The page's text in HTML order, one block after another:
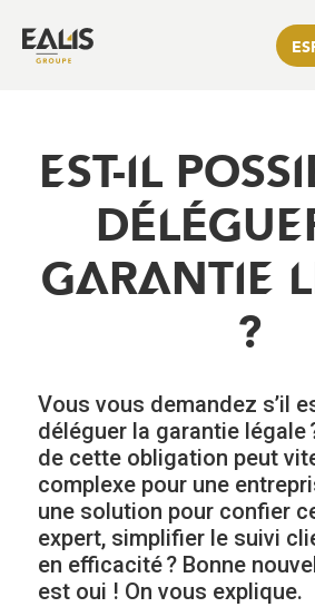
EST-IL
GARANTIE
?
Vous vous demandez s’il
déléguer la garantie légale
de cette obligation peut
complexe pour une
une solution pour confier
expert, simplifier le suivi
en efficacité ? Bonne
est oui ! On vous explique.